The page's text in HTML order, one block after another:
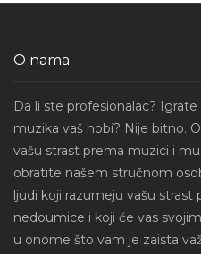
O nama
Da li ste profesionalac?
muzika vaš hobi? Nije bitno.
vašu strast prema muzici i
obratite našem stručnom
ljudi koji razumeju vašu strast
nedoumice i koji će vas
u onome što vam je zaista